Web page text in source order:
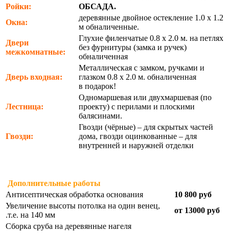
Ройки:
ОБСАДА.
Окна:
деревянные двойное остекление 1.0 х 1.2
м обналиченные.
Двери
межкомнатные:
Глухие филенчатые 0.8 х 2.0 м. на петлях
без фурнитуры (замка и ручек)
обналиченная
Дверь входная:
Металлическая с замком, ручками и
глазком 0.8 х 2.0 м. обналиченная
в подарок!
Лестница:
Одномаршевая или двухмаршевая (по
проекту) с перилами и плоскими
балясинами.
Гвозди:
Гвозди (чёрные) – для скрытых частей
дома, гвозди оцинкованные – для
внутренней и наружней отделки
Дополнительные работы
Антисептическая обработка основания
10 800 руб
Увеличение высоты потолка на один венец,
.т.е. на 140 мм
от 13000 руб
Сборка сруба на деревянные нагеля